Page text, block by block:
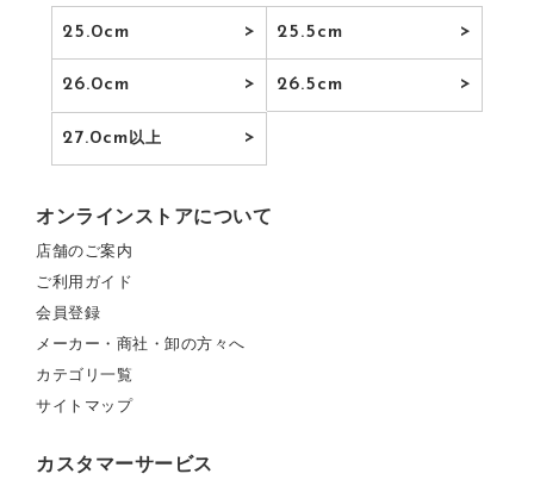
25.0cm 25.5cm
26.0cm 26.5cm
27.0cm以上
オンラインストアについて
店舗のご案内
ご利用ガイド
会員登録
メーカー・商社・卸の方々へ
カテゴリ一覧
サイトマップ
カスタマーサービス